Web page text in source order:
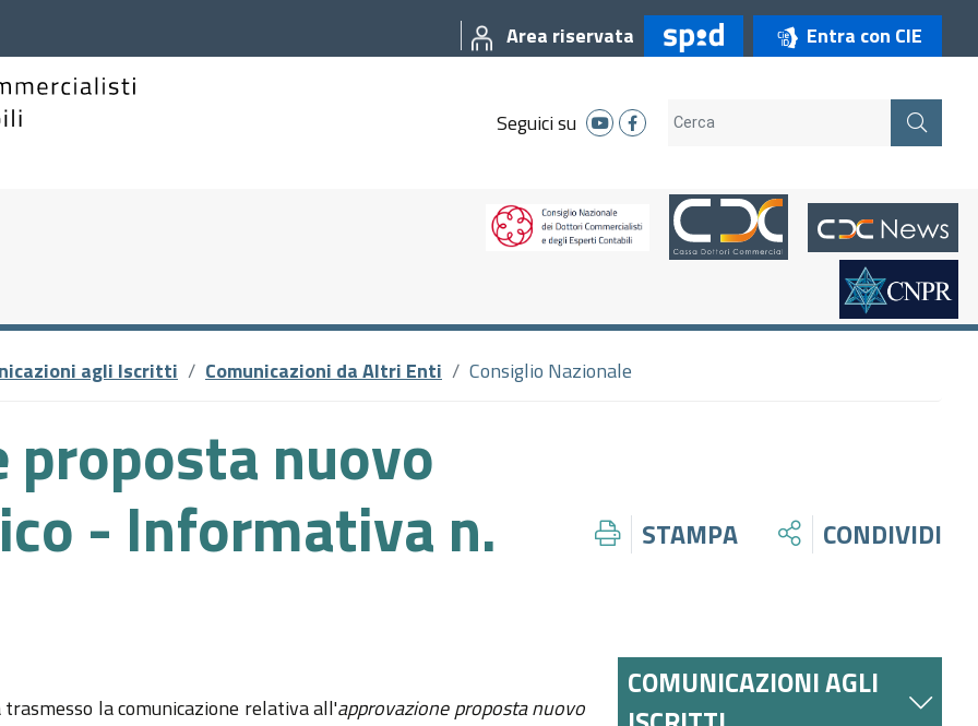
Area riservata Entra con CIE
Seguici su
agli Iscritti Comunicazioni da Altri Enti Consiglio Nazionale
proposta nuovo
- Informativa n. STAMPA CONDIVIDI
la comunicazione relativa all'approvazione proposta nuovo
COMUNICAZIONI AGLI